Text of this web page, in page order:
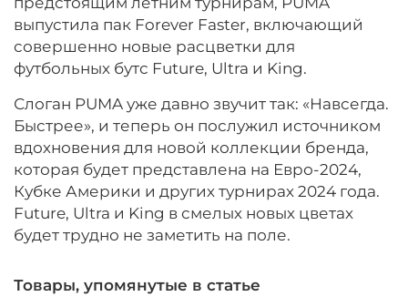
выпустила пак Forever Faster, включающий
совершенно новые расцветки для
футбольных бутс Future, Ultra и King.
Слоган PUMA уже давно звучит так: «Навсегда.
Быстрее», и теперь он послужил источником
вдохновения для новой коллекции бренда,
которая будет представлена на Евро-2024,
Кубке Америки и других турнирах 2024 года.
Future, Ultra и King в смелых новых цветах
будет трудно не заметить на поле.
Товары, упомянутые в статье